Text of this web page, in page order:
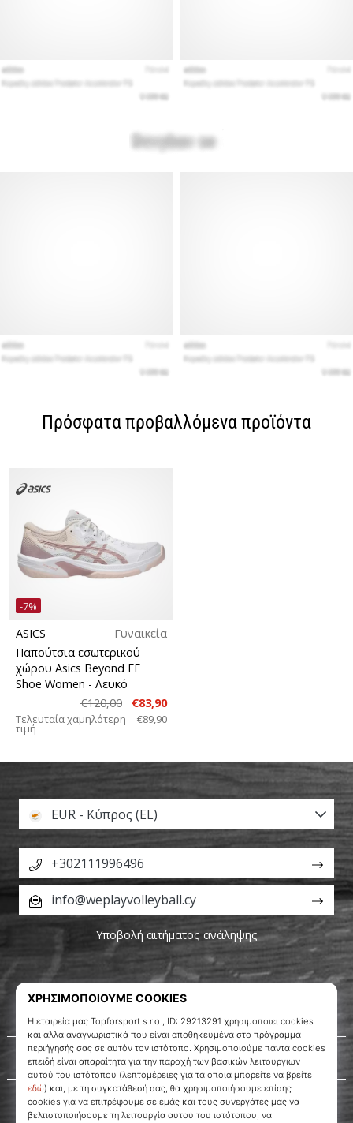
Πρόσφατα προβαλλόμενα προϊόντα
-7%
ASICS
Γυναικεία
Παπούτσια εσωτερικού
χώρου Asics Beyond FF
Shoe Women - Λευκό
€120,00
€83,90
Τελευταία χαμηλότερη
τιμή
€89,90
Σχετικά μ' εμάς
Εξυπηρέτηση πελατών
EUR - Κύπρος (EL)
+302111996496
info@weplayvolleyball.cy
Υποβολή αιτήματος ανάληψης